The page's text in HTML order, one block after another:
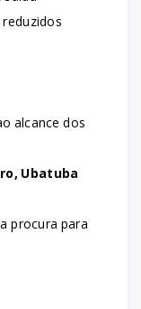
alcance dos
Ubatuba
procura para